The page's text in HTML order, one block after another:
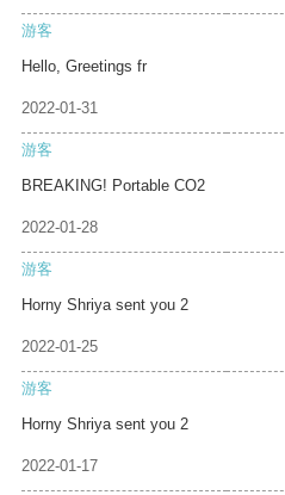
游客
Hello, Greetings fr
2022-01-31
游客
BREAKING! Portable CO2
2022-01-28
游客
Horny Shriya sent you 2
2022-01-25
游客
Horny Shriya sent you 2
2022-01-17